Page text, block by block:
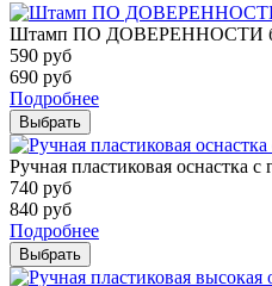
Штамп ПО ДОВЕРЕННОСТИ
590 руб
690 руб
Подробнее
Выбрать
Ручная пластиковая оснастка
740 руб
840 руб
Подробнее
Выбрать